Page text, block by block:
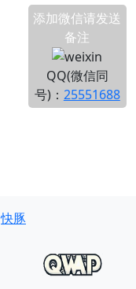
添加微信请发送
备注
QQ(微信同
号)： 25551688
快豚